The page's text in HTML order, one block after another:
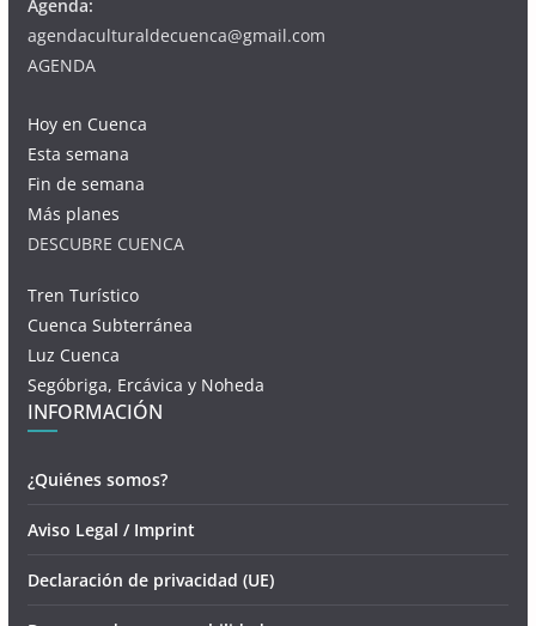
Agenda:
agendaculturaldecuenca@gmail.com
AGENDA
Hoy en Cuenca
Esta semana
Fin de semana
Más planes
DESCUBRE CUENCA
Tren Turístico
Cuenca Subterránea
Luz Cuenca
Segóbriga, Ercávica y Noheda
INFORMACIÓN
¿Quiénes somos?
Aviso Legal / Imprint
Declaración de privacidad (UE)